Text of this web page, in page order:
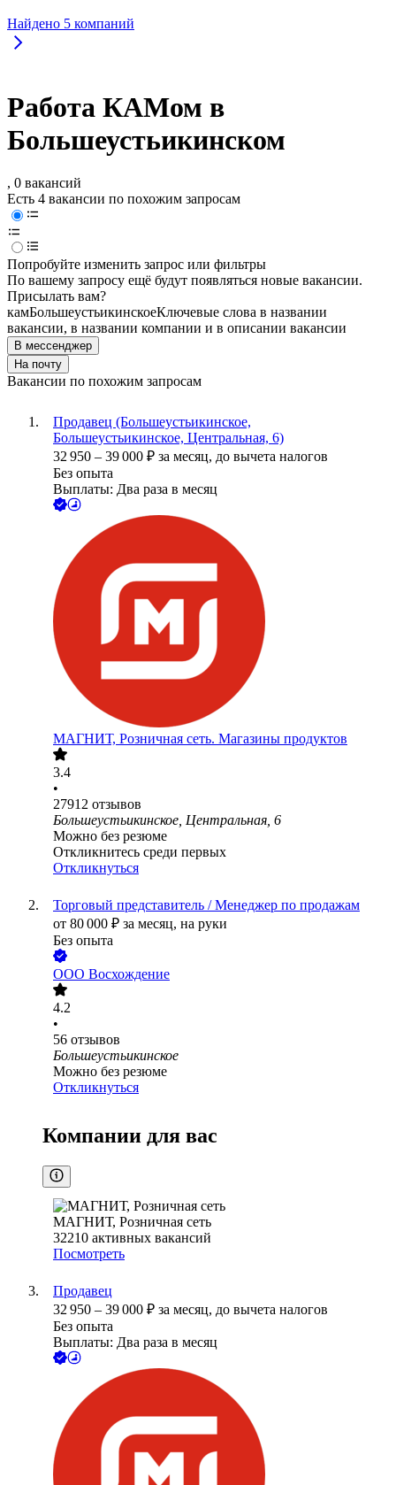
Найдено 5 компаний
Работа КАМом в
Большеустьикинском
, 0 вакансий
Есть 4 вакансии по похожим запросам
Попробуйте изменить запрос или фильтры
По вашему запросу ещё будут появляться новые вакансии.
Присылать вам?
камБольшеустьикинскоеКлючевые слова в названии
вакансии, в названии компании и в описании вакансии
В мессенджер
На почту
Вакансии по похожим запросам
Продавец (Большеустьикинское,
Большеустьикинское, Центральная, 6)
32 950 – 39 000 ₽ за месяц, до вычета налогов
Без опыта
Выплаты: Два раза в месяц
МАГНИТ, Розничная сеть. Магазины продуктов
3.4
•
27912 отзывов
Большеустьикинское, Центральная, 6
Можно без резюме
Откликнитесь среди первых
Откликнуться
Торговый представитель / Менеджер по продажам
от 80 000 ₽ за месяц, на руки
Без опыта
ООО Восхождение
4.2
•
56 отзывов
Большеустьикинское
Можно без резюме
Откликнуться
Компании для вас
МАГНИТ, Розничная сеть
32210 активных вакансий
Посмотреть
Продавец
32 950 – 39 000 ₽ за месяц, до вычета налогов
Без опыта
Выплаты: Два раза в месяц